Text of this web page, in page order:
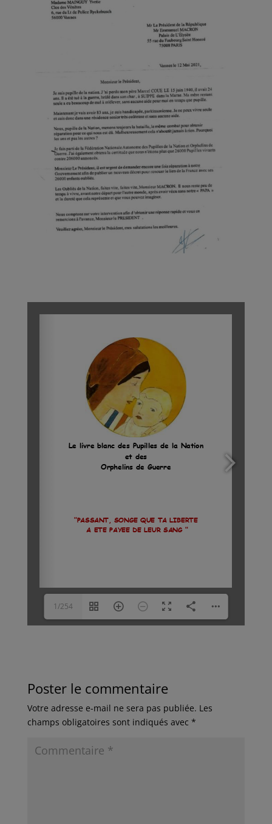
1/254
Poster le commentaire
Votre adresse e-mail ne sera pas publiée. Les
champs obligatoires sont indiqués avec *